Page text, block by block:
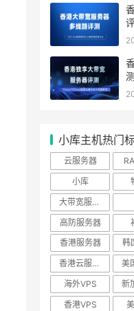
小库主机热门
云服务器
小库
大带宽服务器
高防服务器
香港服务器
韩
香港云服务器
海外VPS
香港VPS